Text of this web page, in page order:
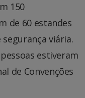
150
de 60 estandes
viária.
estiveram
de Convenções